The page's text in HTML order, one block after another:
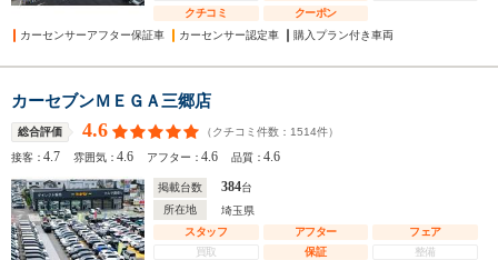
クチコミ
クーポン
カーセンサーアフター保証車
カーセンサー認定車 購入プラン付き車両
カーセブンＭＥＧＡ三郷店
総合評価 4.6 （クチコミ件数： 1514件）
接客：4.7 雰囲気：4.6 アフター：4.6 品質：4.6
掲載台数 384台
所在地
埼玉県
スタッフ
アフター
フェア
買取
保証
整備